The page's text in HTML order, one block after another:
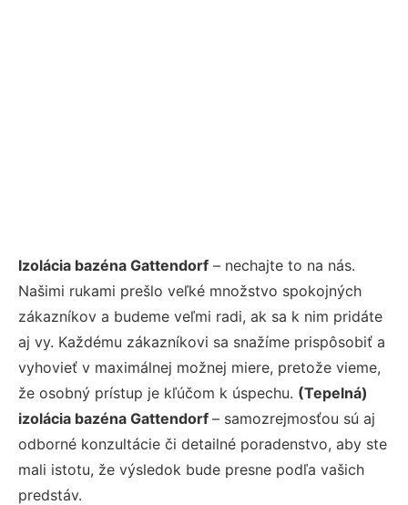
Izolácia bazéna Gattendorf – nechajte to na nás.
Našimi rukami prešlo veľké množstvo spokojných
zákazníkov a budeme veľmi radi, ak sa k nim pridáte
aj vy. Každému zákazníkovi sa snažíme prispôsobiť a
vyhovieť v maximálnej možnej miere, pretože vieme,
že osobný prístup je kľúčom k úspechu. (Tepelná)
izolácia bazéna Gattendorf – samozrejmosťou sú aj
odborné konzultácie či detailné poradenstvo, aby ste
mali istotu, že výsledok bude presne podľa vašich
predstáv.